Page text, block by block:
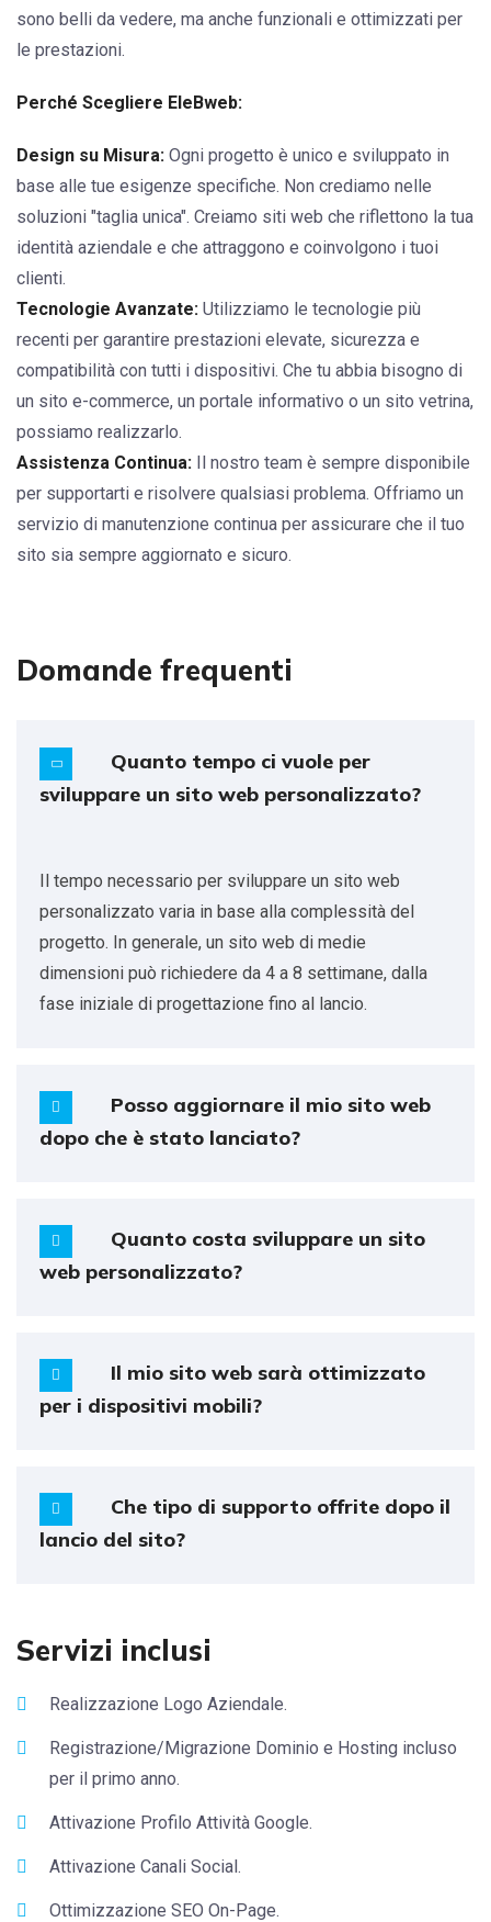
sono belli da vedere, ma anche funzionali e ottimizzati per
le prestazioni.
Perché Scegliere EleBweb:
Design su Misura: Ogni progetto è unico e sviluppato in
base alle tue esigenze specifiche. Non crediamo nelle
soluzioni "taglia unica". Creiamo siti web che riflettono la tua
identità aziendale e che attraggono e coinvolgono i tuoi
clienti.
Tecnologie Avanzate: Utilizziamo le tecnologie più
recenti per garantire prestazioni elevate, sicurezza e
compatibilità con tutti i dispositivi. Che tu abbia bisogno di
un sito e-commerce, un portale informativo o un sito vetrina,
possiamo realizzarlo.
Assistenza Continua: Il nostro team è sempre disponibile
per supportarti e risolvere qualsiasi problema. Offriamo un
servizio di manutenzione continua per assicurare che il tuo
sito sia sempre aggiornato e sicuro.
Domande frequenti
Quanto tempo ci vuole per
sviluppare un sito web personalizzato?
Il tempo necessario per sviluppare un sito web
personalizzato varia in base alla complessità del
progetto. In generale, un sito web di medie
dimensioni può richiedere da 4 a 8 settimane, dalla
fase iniziale di progettazione fino al lancio.
Posso aggiornare il mio sito web
dopo che è stato lanciato?
Quanto costa sviluppare un sito
web personalizzato?
Il mio sito web sarà ottimizzato
per i dispositivi mobili?
Che tipo di supporto offrite dopo il
lancio del sito?
Servizi inclusi
Realizzazione Logo Aziendale.
Registrazione/Migrazione Dominio e Hosting incluso
per il primo anno.
Attivazione Profilo Attività Google.
Attivazione Canali Social.
Ottimizzazione SEO On-Page.